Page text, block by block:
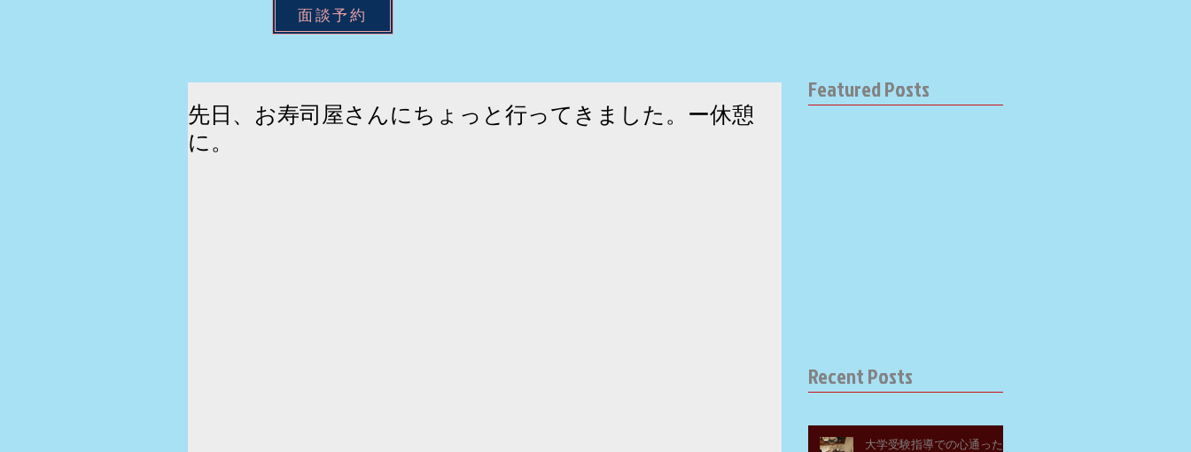
面談予約
先日、お寿司屋さんにちょっと行ってきました。ー休憩
に。
Featured Posts
Recent Posts
大学受験指導での心通った